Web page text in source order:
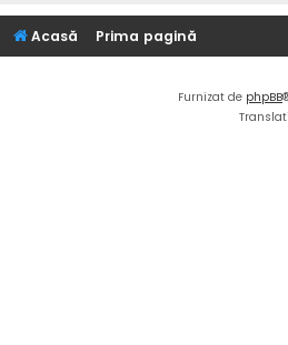
Acasă Prima pagină
Furnizat de phpBB